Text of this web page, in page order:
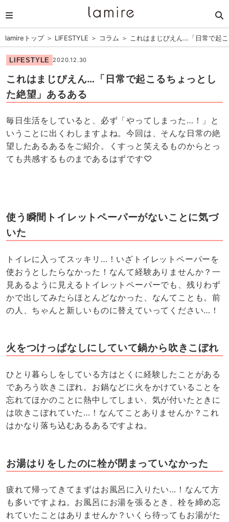
lamireトップ＞ LIFESTYLE ＞ コラム ＞ これはまじぴえん…「日常で起
LIFESTYLE 2020.12.30
これはまじぴえん…「日常で起こるちょっとし
た絶望」あるある
毎日生活をしていると、必ず「やってしまった…！」と
いうことに出くわしますよね。今回は、そんな日常の絶
望したあるあるをご紹介。くすっと笑えるものからとっ
ても共感するものまであるはずです♡
使う瞬間トイレットペーパーがないことに気づ
いた
トイレに入ってスッキリ…！いざトイレットペーパーを
使おうとしたらなかった！なんて経験ありませんか？一
見あるように見えるトイレットペーパーでも、残りわず
かで出してみたらほとんどなかった、なんてことも。前
の人、ちゃんと新しいものに替えていってください…！
火をつけっぱなしにしていて鍋から吹きこぼれ
ひとり暮らしをしている方はとくに経験したことがある
であろう吹きこぼれ。お鍋などに火をかけていることを
忘れてほかのことに熱中してしまい、気が付いたときに
は吹きこぼれていた…！なんてことありませんか？これ
はかなり落ち込むあるあるですよね。
お湯はりをしたのに栓が閉まっていなかった
疲れて帰ってきてまずはお風呂に入りたい…！なんて方
も多いですよね。お風呂にお湯を張るとき、栓を締め忘
れていたことはありませんか？いくら待ってもお湯がた